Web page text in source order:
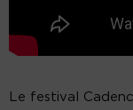
Le festival